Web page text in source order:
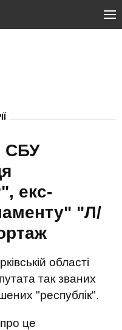
СБУ
екс-
"Л/
області
так званих
"республік".
про це